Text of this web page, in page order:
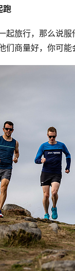
跑
起旅行，那么说
们商量好，你可